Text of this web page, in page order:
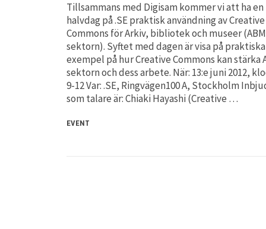
Tillsammans med Digisam kommer vi att ha en
halvdag på .SE praktisk användning av Creative
Commons för Arkiv, bibliotek och museer
sektorn). Syftet med dagen är visa på praktiska
exempel på hur Creative Commons kan stärka
sektorn och dess arbete. När: 13:e juni 2012,
9-12 Var: .SE, Ringvägen100 A, Stockholm
som talare är: Chiaki Hayashi (Creative …
EVENT